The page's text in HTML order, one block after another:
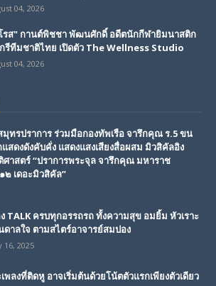
04, 2026
รส" กานต์พิชชา พัฒนศักดิ์ อดีตนักกีฬายิมนาสติก
รีทีมชาติไทย เปิดตัว The Wellness Studio
04, 2026
มุทรปราการ ร่วมมือกองทัพเรือ จารึกคุณ ร.5 ขน
สดงดังคับคั่ง แสดงแสงเสียงสื่อผสม มิวสิคัลอิง
ศาสตร์ “ปราการพระจุล จารึกคุณ มหาราช
๒ เดอะมิวสิคัล”
TALK ครบทุกอรรถรถ ทั้งความสุข อมยิ้ม หัวเราะ
ดาลใจ ตามสไตร์อาจารย์สมปอง
16, 2025
เพลงที่ติดหู อาจเริ่มต้นด้วยโน้ตตัวแรกเพียงตัวเดียว